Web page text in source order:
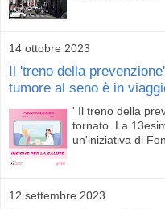
14 ottobre 2023
Il 'treno della
tumore al seno è in
' Il treno della
tornato. La
un'iniziativa di
12 settembre 2023